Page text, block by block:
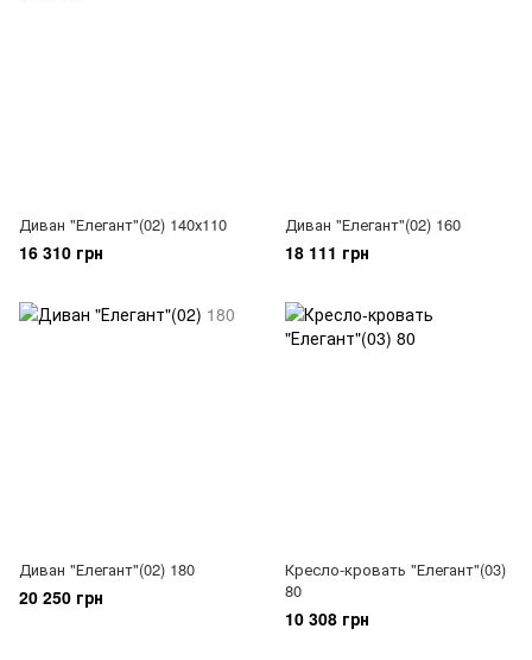
Диван "Елегант"(02) 140х110
16 310 грн
Диван "Елегант"(02) 160
18 111 грн
Диван "Елегант"(02) 180
20 250 грн
Кресло-кровать "Елегант"(03)
80
10 308 грн